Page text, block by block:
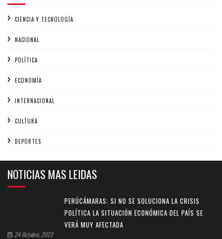
CIENCIA Y TECNOLOGÍA
NACIONAL
POLÍTICA
ECONOMÍA
INTERNACIONAL
CULTURA
DEPORTES
NOTICIAS MAS LEIDAS
PERÚCÁMARAS: SI NO SE SOLUCIONA LA CRISIS
POLÍTICA LA SITUACIÓN ECONÓMICA DEL PAÍS SE
VERÁ MUY AFECTADA
24 Octubre, 2022